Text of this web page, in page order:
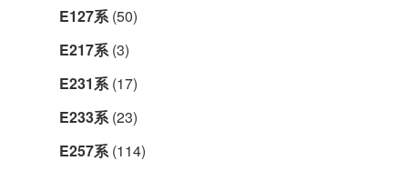
E127系(50)
E217系(3)
E231系(17)
E233系(23)
E257系(114)